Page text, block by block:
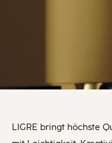
LIGRE bringt höchste